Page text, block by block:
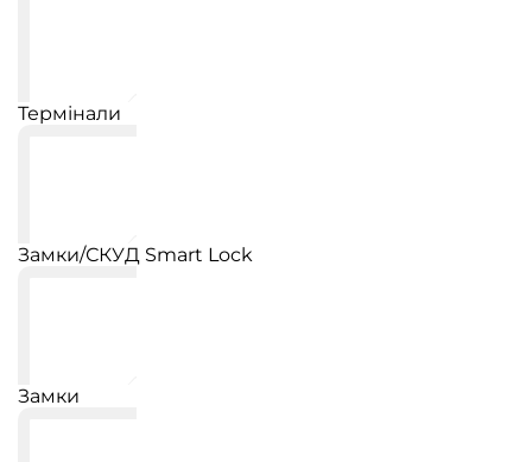
Термінали
Замки/СКУД Smart Lock
Замки